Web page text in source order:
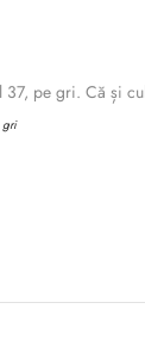
37, pe gri. Că și
gri